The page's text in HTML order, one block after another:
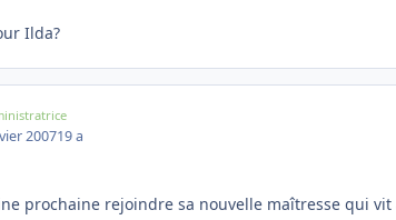
Ilda?
200719 a
prochaine rejoindre sa nouvelle maîtresse qui